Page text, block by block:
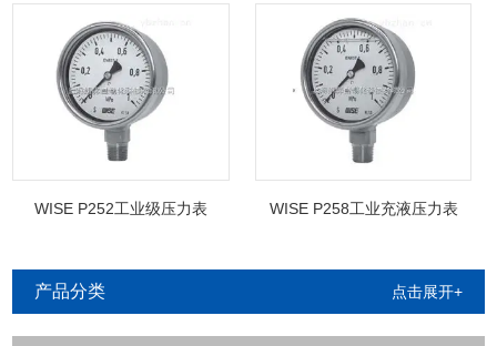
WISE P252工业级压力表 WISE P258工业充液压力表
产品分类 点击展开+